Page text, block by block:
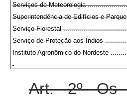
Serviços de Meteorologia
Superintendência de Edifícios e
Serviço Florestal
Serviço de Proteção aos Índios
Instituto Agronômico do Nordeste
Art. 2º Os